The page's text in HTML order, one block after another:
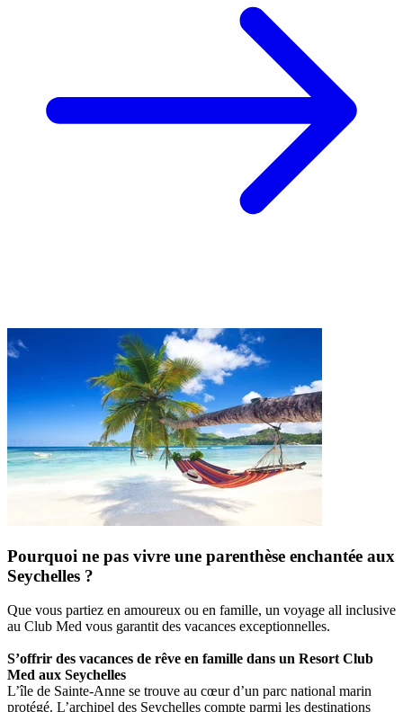
Pourquoi ne pas vivre une parenthèse enchantée aux
Seychelles ?
Que vous partiez en amoureux ou en famille, un voyage all inclusive
au Club Med vous garantit des vacances exceptionnelles.
S’offrir des vacances de rêve en famille dans un Resort Club
Med aux Seychelles
L’île de Sainte-Anne se trouve au cœur d’un parc national marin
protégé. L’archipel des Seychelles compte parmi les destinations